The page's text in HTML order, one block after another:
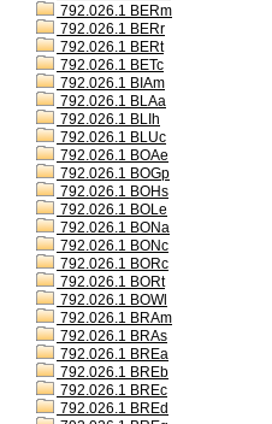
792.026.1 BERm
792.026.1 BERr
792.026.1 BERt
792.026.1 BETc
792.026.1 BIAm
792.026.1 BLAa
792.026.1 BLIh
792.026.1 BLUc
792.026.1 BOAe
792.026.1 BOGp
792.026.1 BOHs
792.026.1 BOLe
792.026.1 BONa
792.026.1 BONc
792.026.1 BORc
792.026.1 BORt
792.026.1 BOWl
792.026.1 BRAm
792.026.1 BRAs
792.026.1 BREa
792.026.1 BREb
792.026.1 BREc
792.026.1 BREd